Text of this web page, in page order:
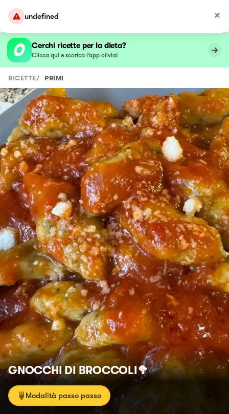
undefined
Cerchi ricette per la dieta?
Clicca qui e scarica l’app olivia!
RICETTE/ PRIMI
GNOCCHI DI BROCCOLI🥦
Modalità passo passo